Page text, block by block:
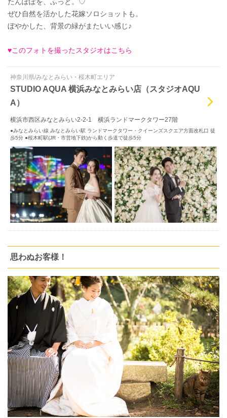
ぜひ自然を活かした花嫁ソロショットも。
ぼやかした、背景の緑がまたいい感じ♪
♥このフォトを撮ったスタジオはこちら
神奈川県/みなとみらい・桜木町エリア
STUDIO AQUA 横浜みなとみらい店（スタジオAQU
A）
横浜市西区みなとみらい2-2-1 横浜ランドマークタワー27階
●みなとみらい線 みなとみらい駅 ランドマークタワー・クイーンズスクエア方面改札口 徒
歩5分 ●桜木町駅(JR・市営地下鉄)から動く歩道で徒歩5分
思わぬお客様！